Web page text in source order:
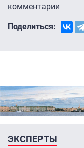
комментарии
Поделиться:
ЭКСПЕРТЫ